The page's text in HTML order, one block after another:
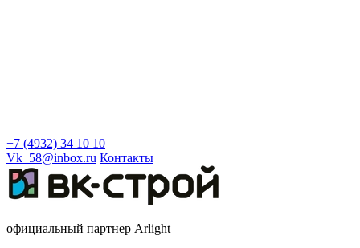
+7 (4932) 34 10 10
Vk_58@inbox.ru Контакты
официальный партнер Arlight